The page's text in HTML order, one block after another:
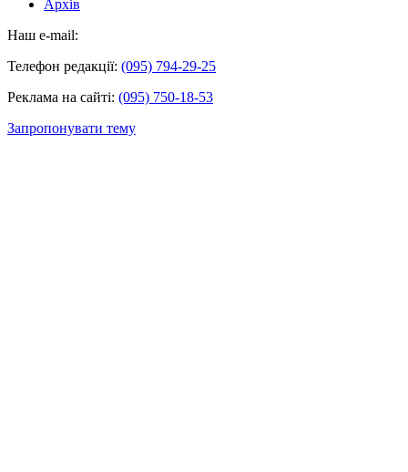
Архів
Наш e-mail:
Телефон редакції: (095) 794-29-25
Реклама на сайті: (095) 750-18-53
Запропонувати тему